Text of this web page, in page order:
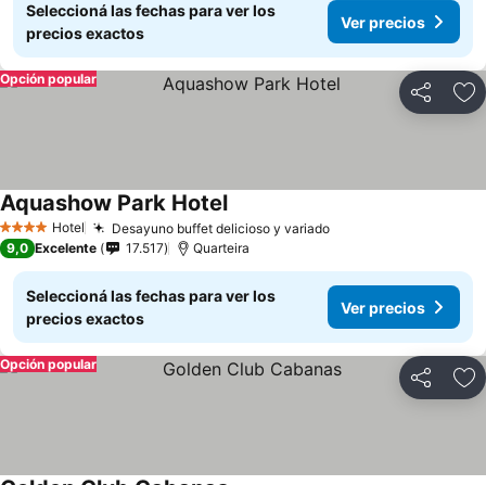
Seleccioná las fechas para ver los
precios exactos
Ver precios
Compartir
Opción popular
4 EstrellasHotel Desayuno buffet delicioso y variadoVer precios
Aquashow Park HotelVer precios
9,0 Excelente 17.517 Quarteira
Seleccioná las fechas para ver los
precios exactos
Ver precios
Compartir
Opción popular